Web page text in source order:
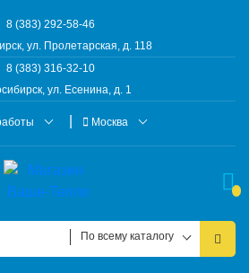
8 (383) 292-58-46
ул. Пролетарская, д. 118
8 (383) 316-32-10
ул. Есенина, д. 1
Москва
По всему каталогу